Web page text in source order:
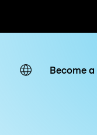
/ día
Become